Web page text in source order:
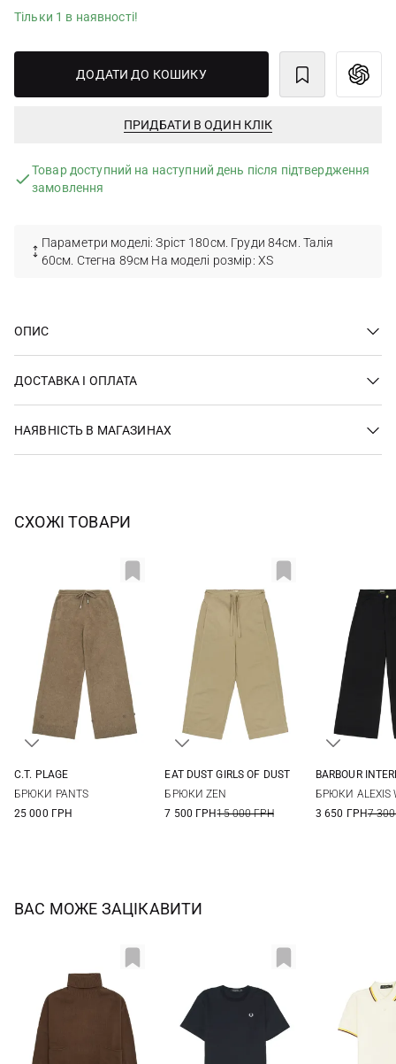
Тільки 1 в наявності!
ДОДАТИ ДО КОШИКУ
ПРИДБАТИ В ОДИН КЛІК
Товар доступний на наступний день після підтвердження
замовлення
Параметри моделі: Зріст 180см. Груди 84см. Талія
60см. Стегна 89см На моделі розмір: XS
ОПИС
ДОСТАВКА І ОПЛАТА
НАЯВНІСТЬ В МАГАЗИНАХ
СХОЖІ ТОВАРИ
C.T. PLAGE
БРЮКИ PANTS
25 000 ГРН
EAT DUST GIRLS OF DUST
БРЮКИ ZEN
7 500 ГРН15 000 ГРН
BARBOUR
БРЮКИ ALEXIS
3 650 ГРН7
ВАС МОЖЕ ЗАЦІКАВИТИ